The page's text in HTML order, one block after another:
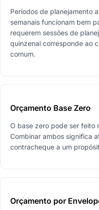
Períodos de planejamento
semanais funcionam bem
requerem sessões de
quinzenal corresponde ao
comum.
Orçamento Base Zero
O base zero pode ser feito
Combinar ambos significa
contracheque a um
Orçamento por